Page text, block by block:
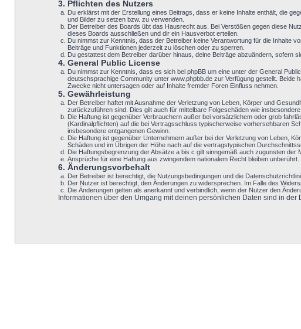
3. Pflichten des Nutzers
Du erklärst mit der Erstellung eines Beitrags, dass er keine Inhalte enthält, die
und Bilder zu setzen bzw. zu verwenden.
Der Betreiber des Boards übt das Hausrecht aus. Bei Verstößen gegen diese
dieses Boards ausschließen und dir ein Hausverbot erteilen.
Du nimmst zur Kenntnis, dass der Betreiber keine Verantwortung für die Inhalte
Beiträge und Funktionen jederzeit zu löschen oder zu sperren.
Du gestattest dem Betreiber darüber hinaus, deine Beiträge abzuändern, sofern
4. General Public License
Du nimmst zur Kenntnis, dass es sich bei phpBB um eine unter der General
deutschsprachige Community unter www.phpbb.de zur Verfügung gestellt.
Zwecke nicht untersagen oder auf Inhalte fremder Foren Einfluss nehmen.
5. Gewährleistung
Der Betreiber haftet mit Ausnahme der Verletzung von Leben, Körper und
zurückzuführen sind. Dies gilt auch für mittelbare Folgeschäden wie insbesondere
Die Haftung ist gegenüber Verbrauchern außer bei vorsätzlichem oder grob
(Kardinalpflichten) auf die bei Vertragsschluss typischerweise vorhersehbaren
insbesondere entgangenen Gewinn.
Die Haftung ist gegenüber Unternehmern außer bei der Verletzung von Leben,
Schäden und im Übrigen der Höhe nach auf die vertragstypischen
Die Haftungsbegrenzung der Absätze a bis c gilt sinngemäß auch zugunsten der
Ansprüche für eine Haftung aus zwingendem nationalem Recht bleiben unberührt.
6. Änderungsvorbehalt
Der Betreiber ist berechtigt, die Nutzungsbedingungen und die
Der Nutzer ist berechtigt, den Änderungen zu widersprechen. Im Falle des
Die Änderungen gelten als anerkannt und verbindlich, wenn der Nutzer den
Informationen über den Umgang mit deinen persönlichen Daten sind in der